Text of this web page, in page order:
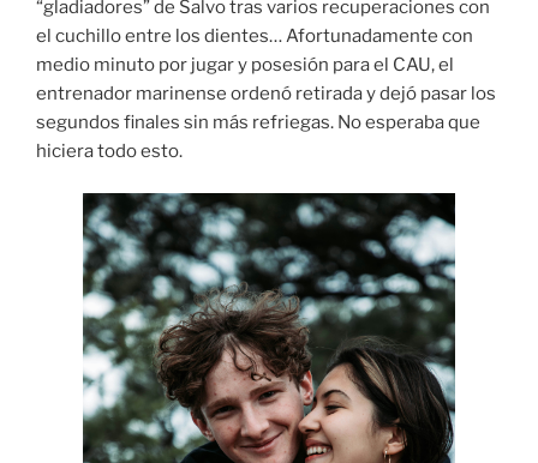
“gladiadores” de Salvo tras varios recuperaciones con
el cuchillo entre los dientes… Afortunadamente con
medio minuto por jugar y posesión para el CAU, el
entrenador marinense ordenó retirada y dejó pasar los
segundos finales sin más refriegas. No esperaba que
hiciera todo esto.